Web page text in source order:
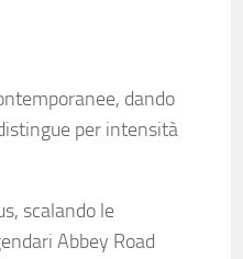
dando
per intensità
scalando le
Abbey Road